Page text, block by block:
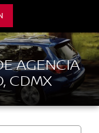
AGENCIA
CDMX